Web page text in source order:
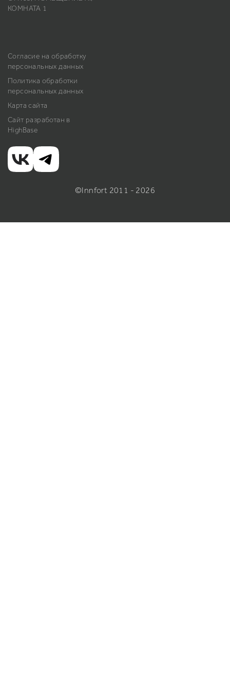
КОМНАТА 1
Согласие на обработку
персональных данных
Политика обработки
персональных данных
Карта сайта
Сайт разработан в
HighBase
©Innfort 2011 - 2026